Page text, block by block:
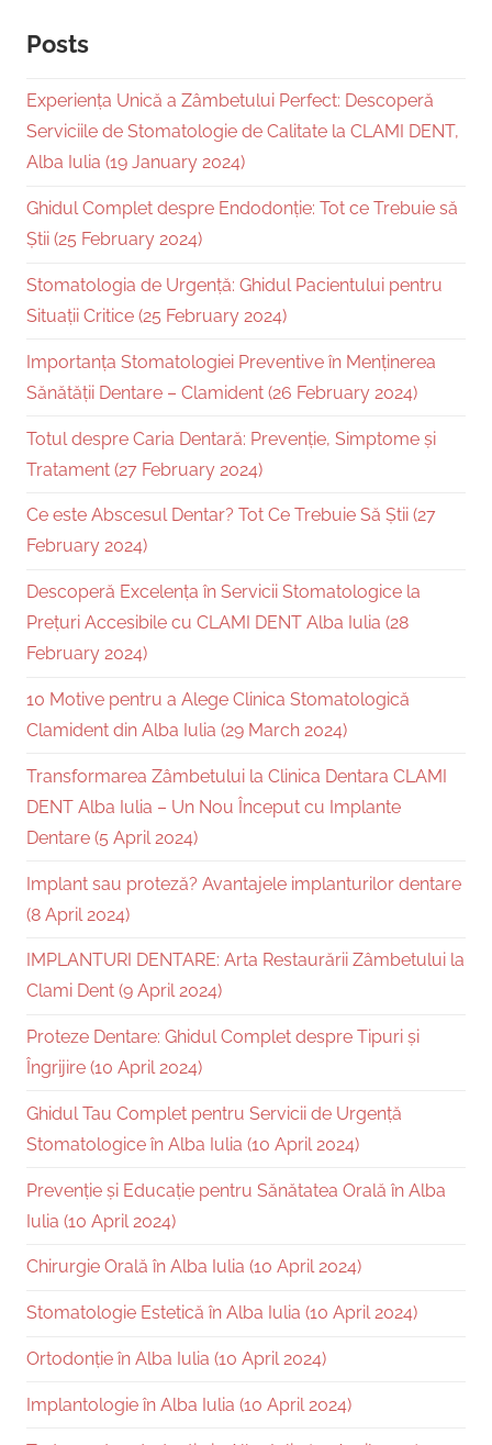
Posts
Experiența Unică a Zâmbetului Perfect: Descoperă
Serviciile de Stomatologie de Calitate la CLAMI DENT,
Alba Iulia (19 January 2024)
Ghidul Complet despre Endodonție: Tot ce Trebuie să
Știi (25 February 2024)
Stomatologia de Urgență: Ghidul Pacientului pentru
Situații Critice (25 February 2024)
Importanța Stomatologiei Preventive în Menținerea
Sănătății Dentare – Clamident (26 February 2024)
Totul despre Caria Dentară: Prevenție, Simptome și
Tratament (27 February 2024)
Ce este Abscesul Dentar? Tot Ce Trebuie Să Știi (27
February 2024)
Descoperă Excelența în Servicii Stomatologice la
Prețuri Accesibile cu CLAMI DENT Alba Iulia (28
February 2024)
10 Motive pentru a Alege Clinica Stomatologică
Clamident din Alba Iulia (29 March 2024)
Transformarea Zâmbetului la Clinica Dentara CLAMI
DENT Alba Iulia – Un Nou Început cu Implante
Dentare (5 April 2024)
Implant sau proteză? Avantajele implanturilor dentare
(8 April 2024)
IMPLANTURI DENTARE: Arta Restaurării Zâmbetului la
Clami Dent (9 April 2024)
Proteze Dentare: Ghidul Complet despre Tipuri și
Îngrijire (10 April 2024)
Ghidul Tau Complet pentru Servicii de Urgență
Stomatologice în Alba Iulia (10 April 2024)
Prevenție și Educație pentru Sănătatea Orală în Alba
Iulia (10 April 2024)
Chirurgie Orală în Alba Iulia (10 April 2024)
Stomatologie Estetică în Alba Iulia (10 April 2024)
Ortodonție în Alba Iulia (10 April 2024)
Implantologie în Alba Iulia (10 April 2024)